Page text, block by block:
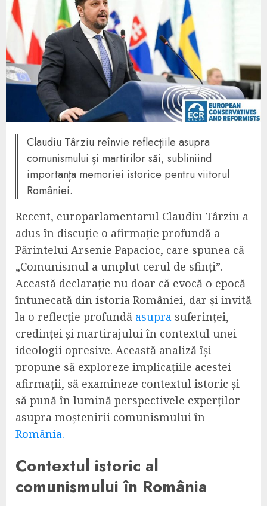
Claudiu Târziu reînvie reflecțiile asupra
comunismului și martirilor săi, subliniind
importanța memoriei istorice pentru viitorul
României.
Recent, europarlamentarul Claudiu Târziu a
adus în discuție o afirmație profundă a
Părintelui Arsenie Papacioc, care spunea că
„Comunismul a umplut cerul de sfinți”.
Această declarație nu doar că evocă o epocă
întunecată din istoria României, dar și invită
la o reflecție profundă asupra suferinței,
credinței și martirajului în contextul unei
ideologii opresive. Această analiză își
propune să exploreze implicațiile acestei
afirmații, să examineze contextul istoric și
să pună în lumină perspectivele experților
asupra moștenirii comunismului în
România.
Contextul istoric al
comunismului în România